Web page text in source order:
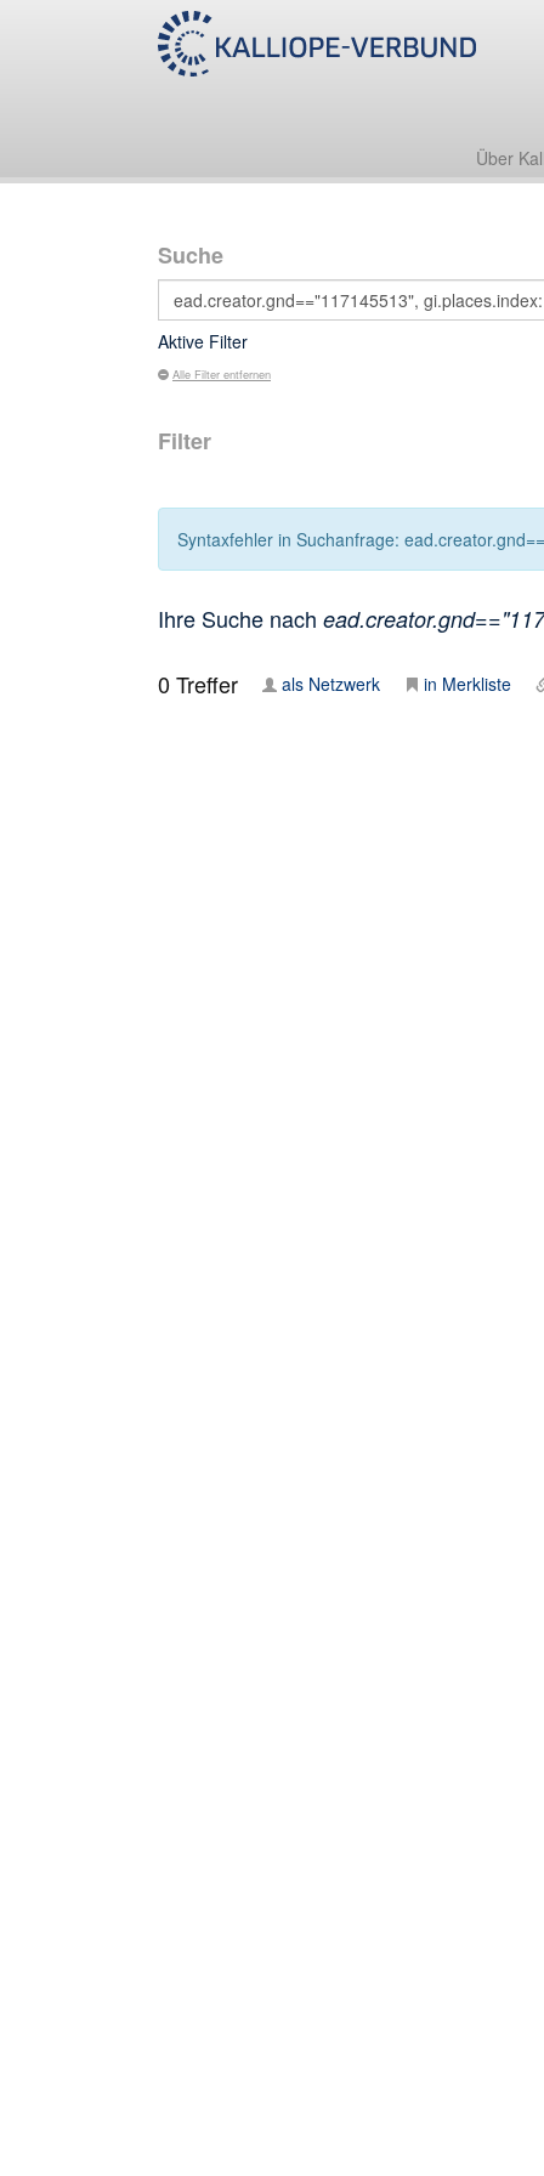
Über
Suche
Aktive Filter
Alle Filter entfernen
Filter
Syntaxfehler in Suchanfrage:
Ihre Suche nach
0Treffer als Netzwerk in Merkliste